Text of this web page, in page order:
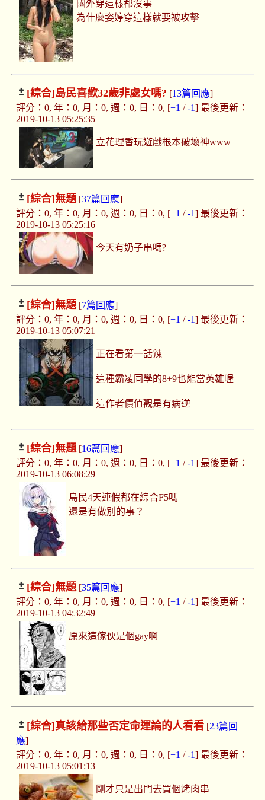
國外穿這樣都沒事
為什麼姿婷穿這樣就要被攻擊
[綜合]島民喜歡32歲非處女嗎? [13篇回應]
評分：0, 年：0, 月：0, 週：0, 日：0, [+1 /-1] 最後更新：
2019-10-13 05:25:35
立花理香玩遊戲根本破壞神www
[綜合]無題[37篇回應]
評分：0, 年：0, 月：0, 週：0, 日：0, [+1 /-1] 最後更新：
2019-10-13 05:25:16
今天有奶子串嗎?
[綜合]無題[7篇回應]
評分：0, 年：0, 月：0, 週：0, 日：0, [+1 /-1] 最後更新：
2019-10-13 05:07:21
正在看第一話辣
這種霸凌同學的8+9也能當英雄喔
這作者價值觀是有病逆
[綜合]無題[16篇回應]
評分：0, 年：0, 月：0, 週：0, 日：0, [+1 /-1] 最後更新：
2019-10-13 06:08:29
島民4天連假都在綜合F5嗎
還是有做別的事？
[綜合]無題[35篇回應]
評分：0, 年：0, 月：0, 週：0, 日：0, [+1 /-1] 最後更新：
2019-10-13 04:32:49
原來這傢伙是個gay啊
[綜合]真該給那些否定命運論的人看看[23篇回
應]
評分：0, 年：0, 月：0, 週：0, 日：0, [+1 /-1] 最後更新：
2019-10-13 05:01:13
剛才只是出門去買個烤肉串